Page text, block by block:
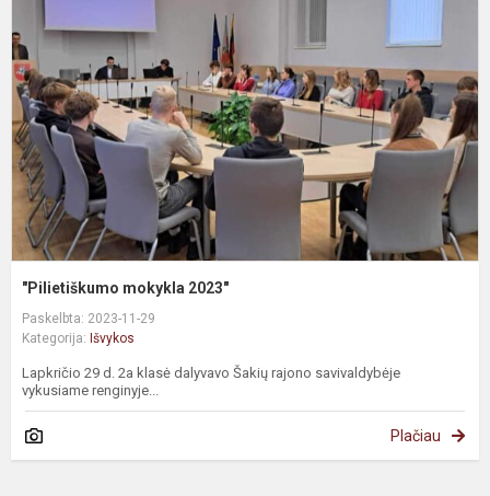
"Pilietiškumo mokykla 2023"
Paskelbta: 2023-11-29
Kategorija: Išvykos
Lapkričio 29 d. 2a klasė dalyvavo Šakių rajono savivaldybėje
vykusiame renginyje...
Plačiau